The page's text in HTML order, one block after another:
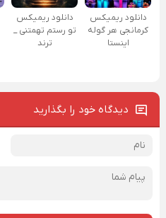
دانلود ریمیکس
کرمانجی هر گوله
اینستا
دانلود ریمیکس
تو رستم تهمتنی _
ترند
دیدگاه خود را بگذارید